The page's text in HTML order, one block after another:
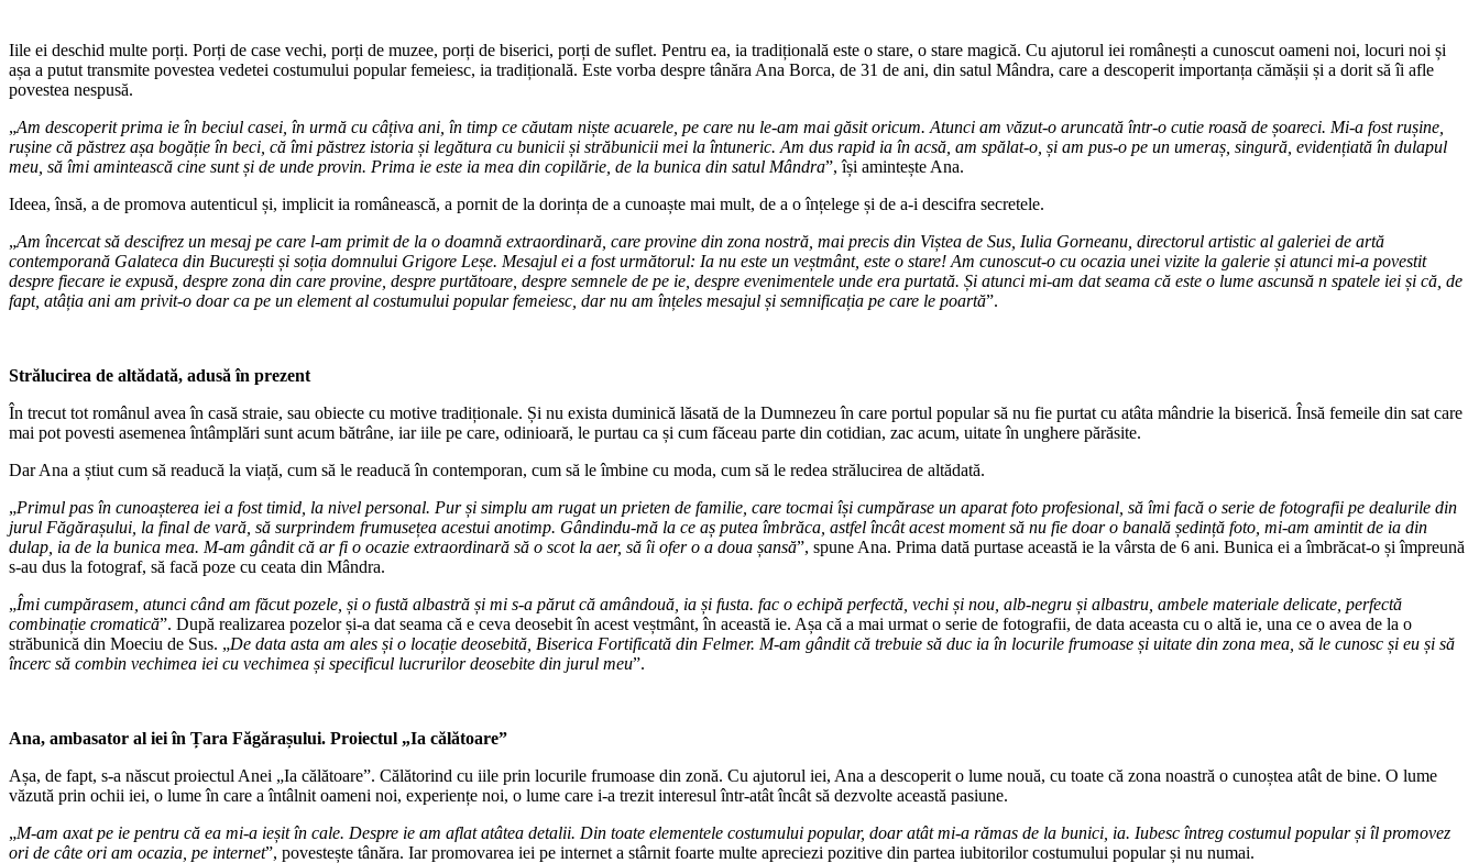
Iile ei deschid multe porți. Porți de case vechi, porți de muzee, porți de biserici, porți de suflet. Pentru ea, ia tradițională este o stare, o stare magică. Cu ajutorul iei românești a cunoscut oameni noi, locuri noi și
așa a putut transmite povestea vedetei costumului popular femeiesc, ia tradițională. Este vorba despre tânăra Ana Borca, de 31 de ani, din satul Mândra, care a descoperit importanța cămășii și a dorit să îi afle
povestea nespusă.
„Am descoperit prima ie în beciul casei, în urmă cu câțiva ani, în timp ce căutam niște acuarele, pe care nu le-am mai găsit oricum. Atunci am văzut-o aruncată într-o cutie roasă de șoareci. Mi-a fost rușine,
rușine că păstrez așa bogăție în beci, că îmi păstrez istoria și legătura cu bunicii și străbunicii mei la întuneric. Am dus rapid ia în acsă, am spălat-o, și am pus-o pe un umeraș, singură, evidențiată în dulapul
meu, să îmi amintească cine sunt și de unde provin. Prima ie este ia mea din copilărie, de la bunica din satul Mândra”, își amintește Ana.
Ideea, însă, a de promova autenticul și, implicit ia românească, a pornit de la dorința de a cunoaște mai mult, de a o înțelege și de a-i descifra secretele.
„Am încercat să descifrez un mesaj pe care l-am primit de la o doamnă extraordinară, care provine din zona nostră, mai precis din Viștea de Sus, Iulia Gorneanu, directorul artistic al galeriei de artă
contemporană Galateca din București și soția domnului Grigore Leșe. Mesajul ei a fost următorul: Ia nu este un veștmânt, este o stare! Am cunoscut-o cu ocazia unei vizite la galerie și atunci mi-a povestit
despre fiecare ie expusă, despre zona din care provine, despre purtătoare, despre semnele de pe ie, despre evenimentele unde era purtată. Și atunci mi-am dat seama că este o lume ascunsă n spatele iei și că, de
fapt, atâția ani am privit-o doar ca pe un element al costumului popular femeiesc, dar nu am înțeles mesajul și semnificația pe care le poartă”.
Strălucirea de altădată, adusă în prezent
În trecut tot românul avea în casă straie, sau obiecte cu motive tradiționale. Și nu exista duminică lăsată de la Dumnezeu în care portul popular să nu fie purtat cu atâta mândrie la biserică. Însă femeile din sat care
mai pot povesti asemenea întâmplări sunt acum bătrâne, iar iile pe care, odinioară, le purtau ca și cum făceau parte din cotidian, zac acum, uitate în unghere părăsite.
Dar Ana a știut cum să readucă la viață, cum să le readucă în contemporan, cum să le îmbine cu moda, cum să le redea strălucirea de altădată.
„Primul pas în cunoașterea iei a fost timid, la nivel personal. Pur și simplu am rugat un prieten de familie, care tocmai își cumpărase un aparat foto profesional, să îmi facă o serie de fotografii pe dealurile din
jurul Făgărașului, la final de vară, să surprindem frumusețea acestui anotimp. Gândindu-mă la ce aș putea îmbrăca, astfel încât acest moment să nu fie doar o banală ședință foto, mi-am amintit de ia din
dulap, ia de la bunica mea. M-am gândit că ar fi o ocazie extraordinară să o scot la aer, să îi ofer o a doua șansă”, spune Ana. Prima dată purtase această ie la vârsta de 6 ani. Bunica ei a îmbrăcat-o și împreună
s-au dus la fotograf, să facă poze cu ceata din Mândra.
„Îmi cumpărasem, atunci când am făcut pozele, și o fustă albastră și mi s-a părut că amândouă, ia și fusta. fac o echipă perfectă, vechi și nou, alb-negru și albastru, ambele materiale delicate, perfectă
combinație cromatică”. După realizarea pozelor și-a dat seama că e ceva deosebit în acest veștmânt, în această ie. Așa că a mai urmat o serie de fotografii, de data aceasta cu o altă ie, una ce o avea de la o
străbunică din Moeciu de Sus. „De data asta am ales și o locație deosebită, Biserica Fortificată din Felmer. M-am gândit că trebuie să duc ia în locurile frumoase și uitate din zona mea, să le cunosc și eu și să
încerc să combin vechimea iei cu vechimea și specificul lucrurilor deosebite din jurul meu”.
Ana, ambasator al iei în Țara Făgărașului. Proiectul „Ia călătoare”
Așa, de fapt, s-a născut proiectul Anei „Ia călătoare”. Călătorind cu iile prin locurile frumoase din zonă. Cu ajutorul iei, Ana a descoperit o lume nouă, cu toate că zona noastră o cunoștea atât de bine. O lume
văzută prin ochii iei, o lume în care a întâlnit oameni noi, experiențe noi, o lume care i-a trezit interesul într-atât încât să dezvolte această pasiune.
„M-am axat pe ie pentru că ea mi-a ieșit în cale. Despre ie am aflat atâtea detalii. Din toate elementele costumului popular, doar atât mi-a rămas de la bunici, ia. Iubesc întreg costumul popular și îl promovez
ori de câte ori am ocazia, pe internet”, povestește tânăra. Iar promovarea iei pe internet a stârnit foarte multe apreciezi pozitive din partea iubitorilor costumului popular și nu numai.